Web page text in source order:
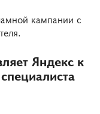
кампании с
Яндекс к